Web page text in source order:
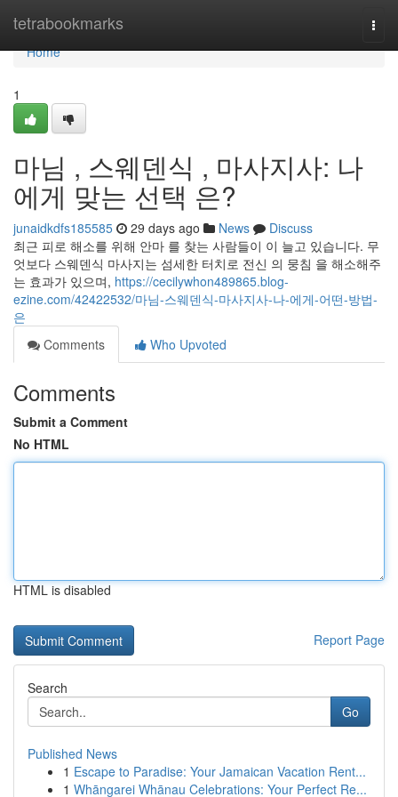
tetrabookmarks
Home
Home
1
마님 , 스웨덴식 , 마사지사: 나
에게 맞는 선택 은?
junaidkdfs185585 29 days ago News
Discuss
최근 피로 해소를 위해 안마 를 찾는 사람들이 이 늘고 있습니다. 무
엇보다 스웨덴식 마사지는 섬세한 터치로 전신 의 뭉침 을 해소해주
는 효과가 있으며, https://cecilywhon489865.blog-
ezine.com/42422532/마님-스웨덴식-마사지사-나-에게-어떤-방법-
은
Comments
Who Upvoted
Comments
Submit a Comment
No HTML
HTML is disabled
Report Page
Search
Go
Published News
1 Escape to Paradise: Your Jamaican Vacation Rent...
1 Whāngarei Whānau Celebrations: Your Perfect Re...